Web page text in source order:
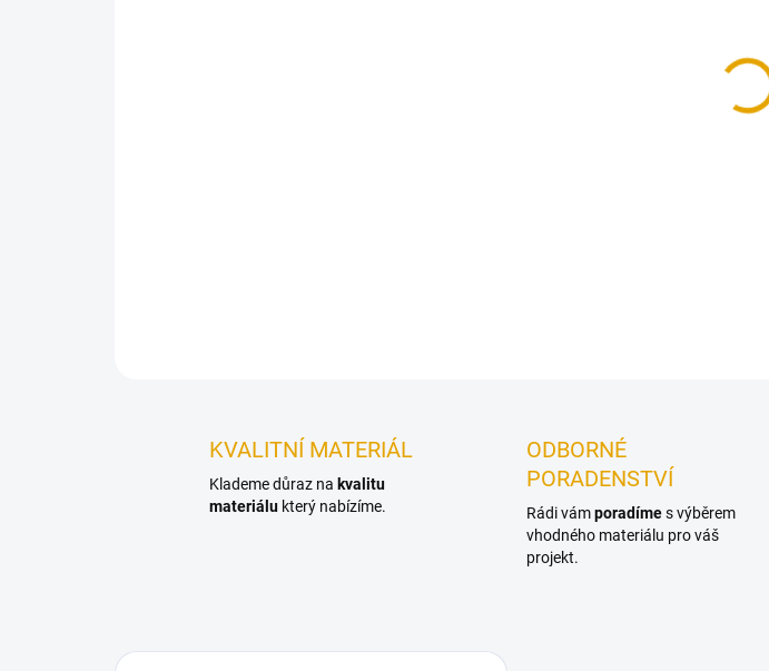
KVALITNÍ MATERIÁL
Klademe důraz na kvalitu
materiálu který nabízíme.
ODBORNÉ
PORADENSTVÍ
Rádi vámporadímes výběrem
vhodného materiálu pro váš
projekt.